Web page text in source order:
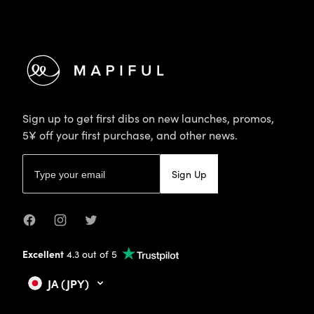
Sign up to get first dibs on new launches, promos,
5¥ off your first purchase, and other news.
Sign Up
FacebookInstagramTwitter
Excellent 4.3 out of 5
JA (JPY)